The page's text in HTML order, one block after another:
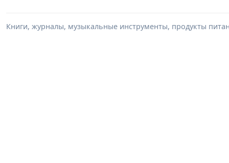
Книги, журналы, музыкальные инструменты, продукты